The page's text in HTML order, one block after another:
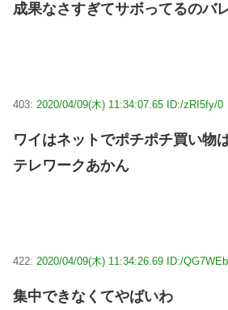
成果なさすぎてサボってるのバ
403: 2020/04/09(木) 11:34:07.65 ID:/zRI5fy/0
ワイはネットでポチポチ買い物
テレワークあかん
422: 2020/04/09(木) 11:34:26.69 ID:/
集中できなくてやばいわ